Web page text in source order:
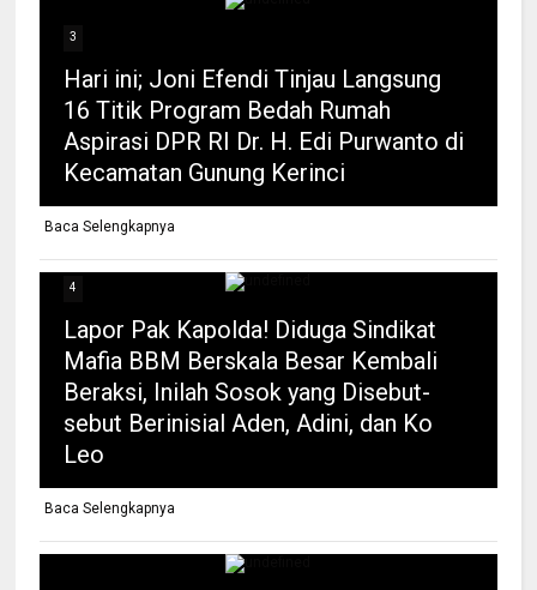
3
Hari ini; Joni Efendi Tinjau Langsung
16 Titik Program Bedah Rumah
Aspirasi DPR RI Dr. H. Edi Purwanto di
Kecamatan Gunung Kerinci
Baca Selengkapnya
4
Lapor Pak Kapolda! Diduga Sindikat
Mafia BBM Berskala Besar Kembali
Beraksi, Inilah Sosok yang Disebut-
sebut Berinisial Aden, Adini, dan Ko
Leo
Baca Selengkapnya